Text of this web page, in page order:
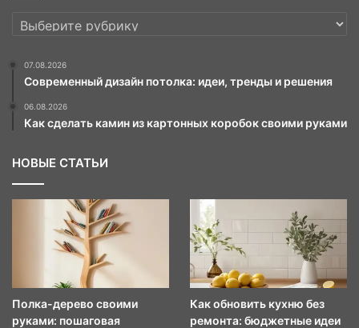
РУБРИКИ
07.08.2026
Современный дизайн потолка: идеи, тренды и решения
06.08.2026
Как сделать камин из картонных коробок своими руками
НОВЫЕ СТАТЬИ
Полка-дерево своими
руками: пошаговая
Как обновить кухню без
ремонта: бюджетные идеи